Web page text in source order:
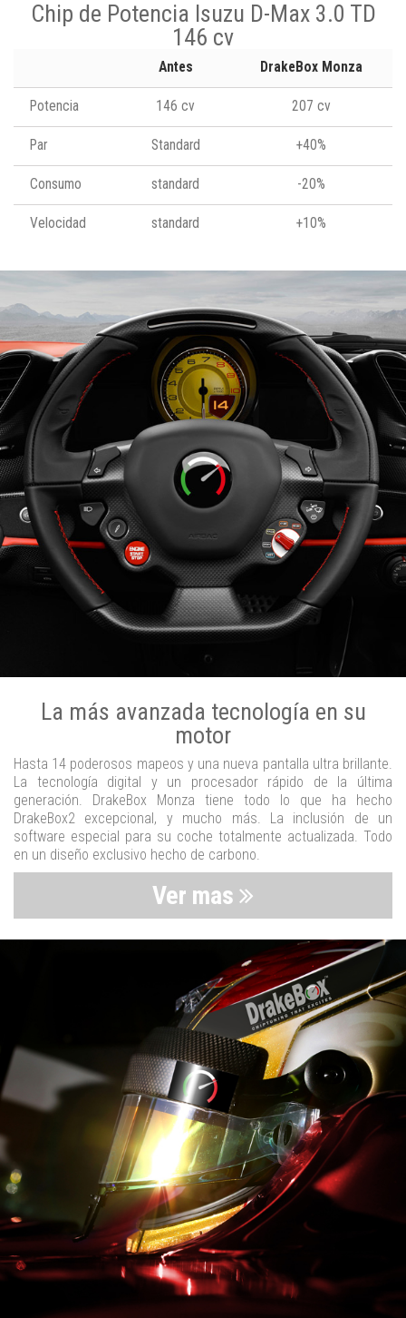
Chip de Potencia Isuzu D-Max 3.0 TD
146 cv
Antes DrakeBox Monza
Potencia 146 cv 207 cv
Par Standard +40%
Consumo standard -20%
Velocidad standard +10%
La más avanzada tecnología en su
motor
Hasta 14 poderosos mapeos y una nueva pantalla ultra brillante.
La tecnología digital y un procesador rápido de la última
generación. DrakeBox Monza tiene todo lo que ha hecho
DrakeBox2 excepcional, y mucho más. La inclusión de un
software especial para su coche totalmente actualizada. Todo
en un diseño exclusivo hecho de carbono.
Ver mas